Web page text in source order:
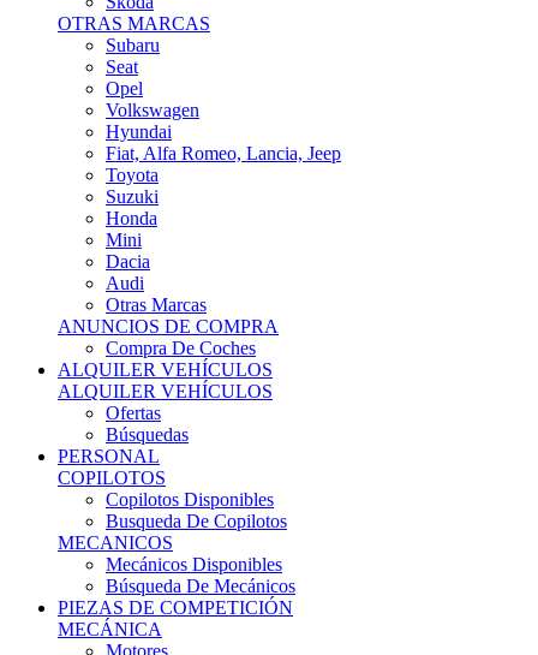
OTRAS MARCAS
Subaru
Seat
Opel
Volkswagen
Hyundai
Fiat, Alfa Romeo, Lancia, Jeep
Toyota
Suzuki
Honda
Mini
Dacia
Audi
Otras Marcas
ANUNCIOS DE COMPRA
Compra De Coches
ALQUILER VEHÍCULOS
ALQUILER VEHÍCULOS
Ofertas
Búsquedas
PERSONAL
COPILOTOS
Copilotos Disponibles
Busqueda De Copilotos
MECANICOS
Mecánicos Disponibles
Búsqueda De Mecánicos
PIEZAS DE COMPETICIÓN
MECÁNICA
Motores